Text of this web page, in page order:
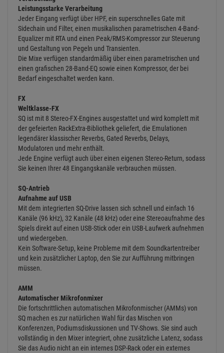
Zoll-Touchscreen, der von einer Reihe von griffigen, beleuchteten
Encodern eingerahmt wird, um eine intuitive, integrierte Mischung
aus klarem visuellem Feedback und unmittelbarer, praktischer
Steuerung zu schaffen.
Beschleunigen Sie Ihren Workflow
Alle SQ-Mixer verfügen über Softkeys, die mit häufig verwendeten
Funktionen belegt werden können. Der SQ-6 und SQ-7 bieten
außerdem zuweisbare Soft Rotaries für eine noch individuellere
Steuerung.
Verarbeitung & FX
Alle Tools für den perfekten Mix
Verarbeitung
Leistungsstarke Verarbeitung
Jeder Eingang verfügt über HPF, ein superschnelles Gate mit
Sidechain und Filter, einen musikalischen parametrischen 4-Band-
Equalizer mit RTA und einen Peak/RMS-Kompressor zur Steuerung
und Gestaltung von Pegeln und Transienten.
Die Mixe verfügen standardmäßig über einen parametrischen und
einen grafischen 28-Band-EQ sowie einen Kompressor, der bei
Bedarf eingeschaltet werden kann.
FX
Weltklasse-FX
SQ ist mit 8 Stereo-FX-Engines ausgestattet und wird komplett mit
legendärer klassischer Reverbs, Gated Reverbs, Delays,
Modulatoren und mehr enthält.
Jede Engine verfügt auch über einen eigenen Stereo-Return, sodass
Sie keinen Ihrer 48 Eingangskanäle verbrauchen müssen.
SQ-Antrieb
Aufnahme auf USB